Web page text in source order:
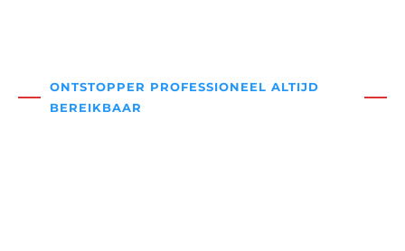
ONTSTOPPER PROFESSIONEEL ALTIJD
BEREIKBAAR